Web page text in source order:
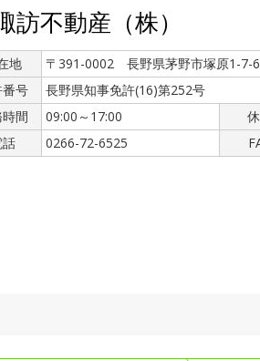
訪不動産（株）
地
〒391-0002 長野県茅野市塚原1-7-6
号
長野県知事免許(16)第252号
間
09:00～17:00
話
0266-72-6525